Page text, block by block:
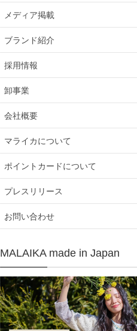
メディア掲載
ブランド紹介
採用情報
卸事業
会社概要
マライカについて
ポイントカードについて
プレスリリース
お問い合わせ
MALAIKA made in Japan